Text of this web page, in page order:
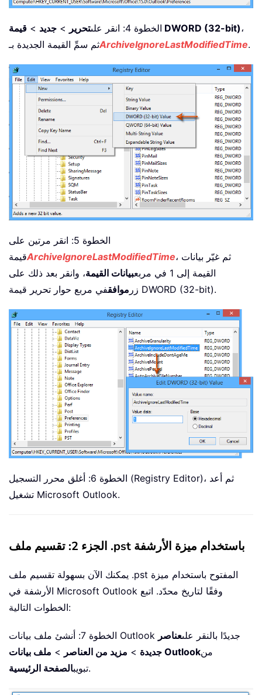
الخطوة 4: انقر على تحرير > جديد > قيمة DWORD (32-bit)،
ثم سمِّ القيمة الجديدة بـArchiveIgnoreLastModifiedTime.
الخطوة 5: انقر مرتين على
قيمةArchiveIgnoreLastModifiedTime، ثم غيّر بيانات
القيمة إلى 1 في مربع
بيانات القيمة، وانقر بعد ذلك على
زر موافق في مربع حوار تحرير قيمة DWORD (32-bit).
الخطوة 6: أغلق محرر التسجيل (Registry Editor)، ثم أعد
تشغيل Microsoft Outlook.
الجزء 2: تقسيم ملف .pst باستخدام ميزة الأرشفة
يمكنك الآن بسهولة تقسيم ملف .pst المفتوح باستخدام ميزة
الأرشفة في Microsoft Outlook وفقًا لتاريخ محدّد. اتبع
الخطوات التالية:
الخطوة 7: أنشئ ملف بيانات Outlook جديدًا بالنقر علىعناصر
جديدة > مزيد من العناصر > ملف بيانات Outlookمن
تبويبالصفحة الرئيسية .